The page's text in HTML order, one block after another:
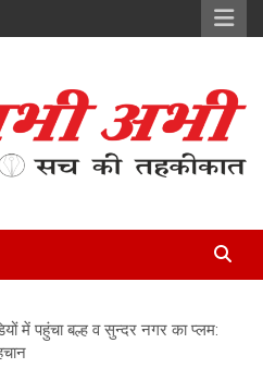
में पहुंचा बल्ह व सुन्दर नगर का प्लम: